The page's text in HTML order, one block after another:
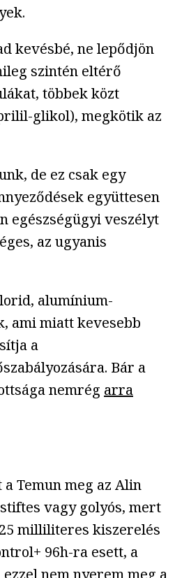
kevésbé, ne lepődjön
szintén eltérő
többek közt
glikol), megkötik az
de ez csak egy
együttesen
egészségügyi veszélyt
az ugyanis
alumínium-
ami miatt kevesebb
a
Bár a
nemrég arra
Temun meg az Alin
vagy golyós, mert
milliliteres kiszerelés
96h-ra esett, a
nem nyerem meg a